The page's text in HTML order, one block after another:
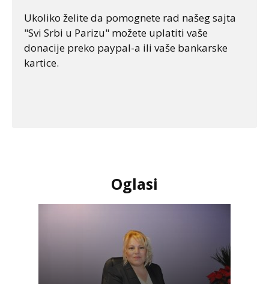
Ukoliko želite da pomognete rad našeg sajta
"Svi Srbi u Parizu" možete uplatiti vaše
donacije preko paypal-a ili vaše bankarske
kartice.
Oglasi